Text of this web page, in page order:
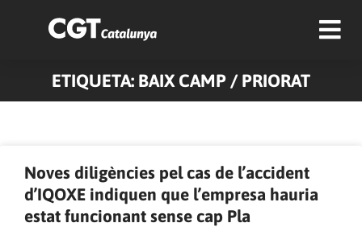
ETIQUETA: BAIX CAMP / PRIORAT
Noves diligències pel cas de l’accident
d’IQOXE indiquen que l’empresa hauria
estat funcionant sense cap Pla